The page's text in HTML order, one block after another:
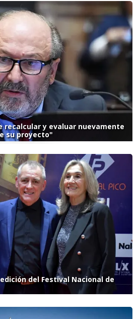
recalcular y evaluar nuevamente
su proyecto"
del Festival Nacional de